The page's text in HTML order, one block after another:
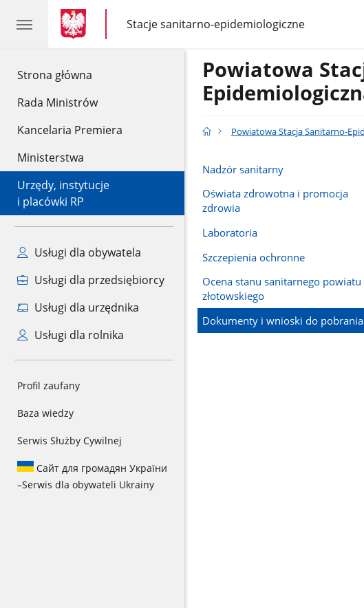
Strona główna
Rada Ministrów
Kancelaria Premiera
Ministerstwa
Urzędy, instytucje
i placówki RP
Usługi dla obywatela
Usługi dla przedsiębiorcy
Usługi dla urzędnika
Usługi dla rolnika
Profil zaufany
Baza wiedzy
Serwis Służby Cywilnej
Сайт для громадян України
–Serwis dla obywateli Ukrainy
gov.pl
gov.pl
Stacje sanitarno-epidemiologiczne
gov.pl
Stacje
sanitarno-
epidemiologiczne
Powiatowa
Powiatowa Stacja Sanitarno-
Nadzór sanitarny
Oświata zdrowotna i promocja
zdrowia
Laboratoria
Szczepienia ochronne
Ocena stanu sanitarnego powiatu
złotowskiego
Dokumenty i wnioski do pobrania